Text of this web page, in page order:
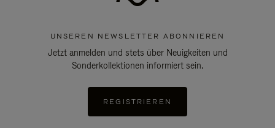
UNSEREN NEWSLETTER ABONNIEREN
Jetzt anmelden und stets über Neuigkeiten und
Sonderkollektionen informiert sein.
REGISTRIEREN